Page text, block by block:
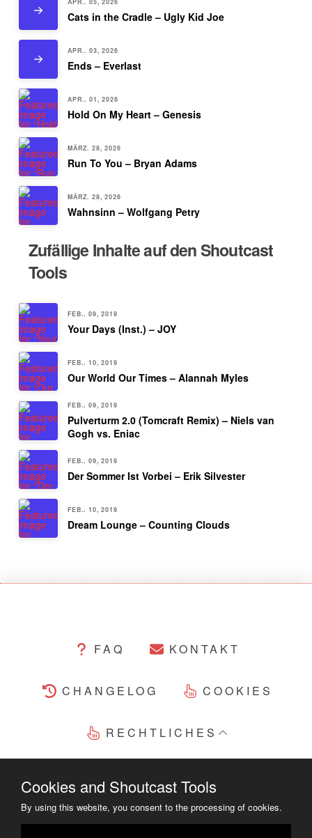
APR.. 05, 2026
Cats in the Cradle – Ugly Kid Joe
APR.. 03, 2026
Ends – Everlast
APR.. 01, 2026
Hold On My Heart – Genesis
MÄRZ. 28, 2026
Run To You – Bryan Adams
MÄRZ. 28, 2026
Wahnsinn – Wolfgang Petry
Zufällige Inhalte auf den Shoutcast
Tools
FEB.. 09, 2019
Your Days (Inst.) – JOY
FEB.. 10, 2019
Our World Our Times – Alannah Myles
FEB.. 09, 2019
Pulverturm 2.0 (Tomcraft Remix) – Niels van
Gogh vs. Eniac
FEB.. 09, 2019
Der Sommer Ist Vorbei – Erik Silvester
FEB.. 10, 2019
Dream Lounge – Counting Clouds
FAQ KONTAKT
CHANGELOG COOKIES
RECHTLICHES
Cookies and Shoutcast Tools
By using this website, you consent to the processing of cookies.